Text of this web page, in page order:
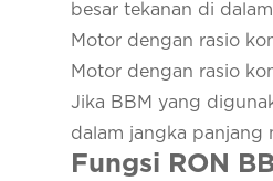
besar tekanan di
Motor dengan rasio
Motor dengan rasio
Jika BBM yang
dalam jangka panjang
Fungsi RON